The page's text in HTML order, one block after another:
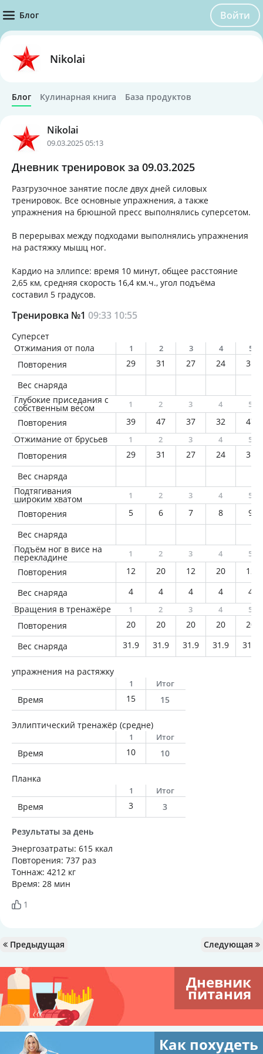
Блог Войти
Nikolai
Блог Кулинарная книга База продуктов
Nikolai
09.03.2025 05:13
Дневник тренировок за 09.03.2025
Разгрузочное занятие после двух дней силовых
тренировок. Все основные упражнения, а также
упражнения на брюшной пресс выполнялись суперсетом.
В перерывах между подходами выполнялись упражнения
на растяжку мышц ног.
Кардио на эллипсе: время 10 минут, общее расстояние
2,65 км, средняя скорость 16,4 км.ч., угол подъёма
составил 5 градусов.
Тренировка №1 09:33 10:55
Суперсет
Отжимания от пола
1 2 3 4 5
Повторения 29 31 27 24
31
Вес снаряда
Глубокие приседания с
собственным весом 1 2 3 4 5
Повторения 39 47 37 32
47
Отжимание от брусьев
1 2 3 4 5
Повторения 29 31 27 24
31
Вес снаряда
Подтягивания
широким хватом 1 2 3 4 5
Повторения 5 6 7 8
9
Вес снаряда
Подъём ног в висе на
перекладине 1 2 3 4 5
Повторения 12 20 12 20
12
Вес снаряда
4 4 4 4
4
Вращения в тренажёре
1 2 3 4 5
Повторения 20 20 20 20
20
Вес снаряда
31.9 31.9 31.9 31.9 31.9
упражнения на растяжку
1 Итог
Время 15 15
Эллиптический тренажёр (средне)
1 Итог
Время 10 10
Планка
1 Итог
Время 3 3
Результаты за день
Энергозатраты: 615 ккал
Повторения: 737 раз
Тоннаж: 4212 кг
Время: 28 мин
1
Предыдущая Следующая
Дневник
питания
Как похудеть